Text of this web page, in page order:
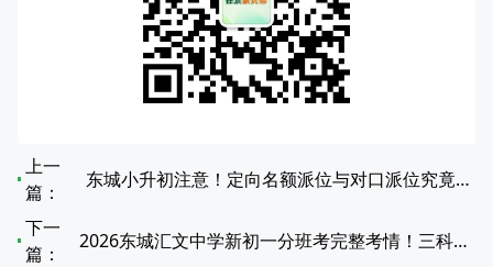
上一
篇：
东城小升初注意！定向名额派位与对口派位究竟有何不同？
下一
篇：
2026东城汇文中学新初一分班考完整考情！三科时长、难点全曝光